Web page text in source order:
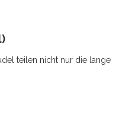
teilen nicht nur die lange